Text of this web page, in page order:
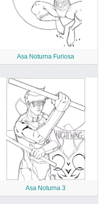
Asa Noturna Furiosa
Asa Noturna 3